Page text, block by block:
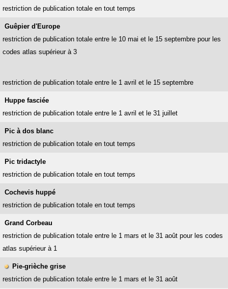
restriction de publication totale en tout temps
Guêpier d'Europe
restriction de publication totale entre le 10 mai et le 15 septembre pour les
codes atlas supérieur à 3
restriction de publication totale entre le 1 avril et le 15 septembre
Huppe fasciée
restriction de publication totale entre le 1 avril et le 31 juillet
Pic à dos blanc
restriction de publication totale en tout temps
Pic tridactyle
restriction de publication totale en tout temps
Cochevis huppé
restriction de publication totale en tout temps
Grand Corbeau
restriction de publication totale entre le 1 mars et le 31 août pour les codes
atlas supérieur à 1
Pie-grièche grise
restriction de publication totale entre le 1 mars et le 31 août